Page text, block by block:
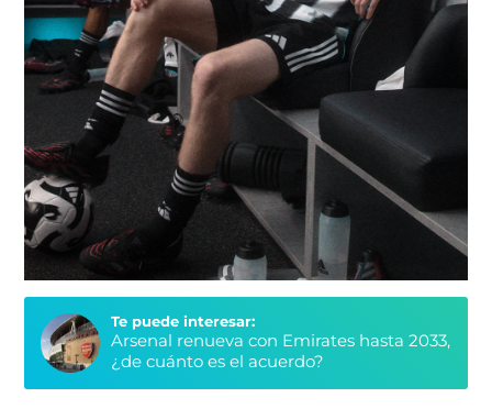
Te puede interesar:
Arsenal renueva con Emirates hasta 2033,
¿de cuánto es el acuerdo?